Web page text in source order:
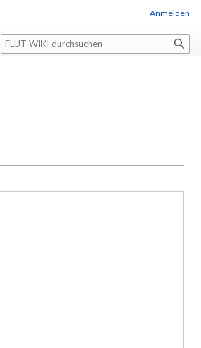
Anmelden
Suche